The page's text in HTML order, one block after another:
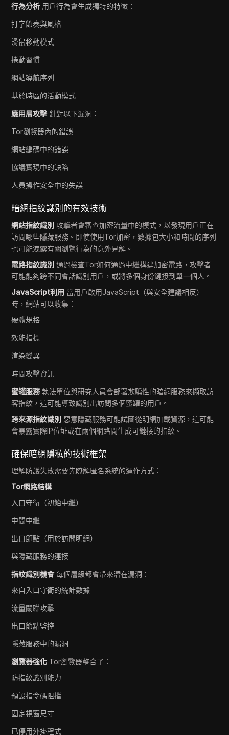
行為分析 用戶行為會生成獨特的特徵：
打字節奏與風格
滑鼠移動模式
捲動習慣
網站導航序列
基於時區的活動模式
應用層攻擊 針對以下漏洞：
Tor瀏覽器內的錯誤
網站編碼中的錯誤
協議實現中的缺陷
人員操作安全中的失誤
暗網指紋識別的有效技術
網站指紋識別 攻擊者會審查加密流量中的模式，以發現用戶正在
訪問哪些隱藏服務。即使使用Tor加密，數據包大小和時間的序列
也可能洩露有關瀏覽行為的意外見解。
電路指紋識別 通過檢查Tor如何通過中繼構建加密電路，攻擊者
可能能夠跨不同會話識別用戶，或將多個身份鏈接到單一個人。
JavaScript利用 當用戶啟用JavaScript（與安全建議相反）
時，網站可以收集：
硬體規格
效能指標
渲染變異
時間攻擊資訊
蜜罐服務執法單位與研究人員會部署欺騙性的暗網服務來擷取訪
客指紋，這可能導致識別出訪問多個蜜罐的用戶。
跨來源指紋識別惡意隱藏服務可能試圖從明網加載資源，這可能
會暴露實際IP位址或在兩個網路間生成可鏈接的指紋。
確保暗網隱私的技術框架
理解防護失敗需要先瞭解匿名系統的運作方式：
Tor網路結構
入口守衛（初始中繼）
中間中繼
出口節點（用於訪問明網）
與隱藏服務的連接
指紋識別機會每個層級都會帶來潛在漏洞：
來自入口守衛的統計數據
流量關聯攻擊
出口節點監控
隱藏服務中的漏洞
瀏覽器強化 Tor瀏覽器整合了：
防指紋識別能力
預設指令碼阻擋
固定視窗尺寸
已停用外掛程式